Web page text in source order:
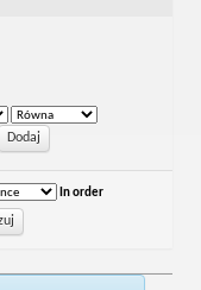
In order